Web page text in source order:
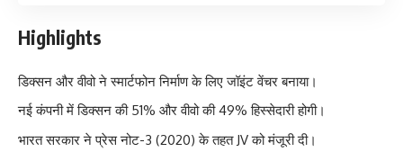
Highlights
डिक्सन और वीवो ने स्मार्टफोन निर्माण के लिए जॉइंट वेंचर बनाया।
नई कंपनी में डिक्सन की 51% और वीवो की 49% हिस्सेदारी होगी।
भारत सरकार ने प्रेस नोट-3 (2020) के तहत JV को मंजूरी दी।